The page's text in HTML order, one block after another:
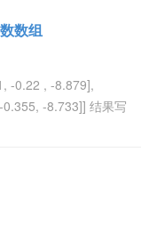
数组
-0.22 , -8.879],
-8.733]] 结果写